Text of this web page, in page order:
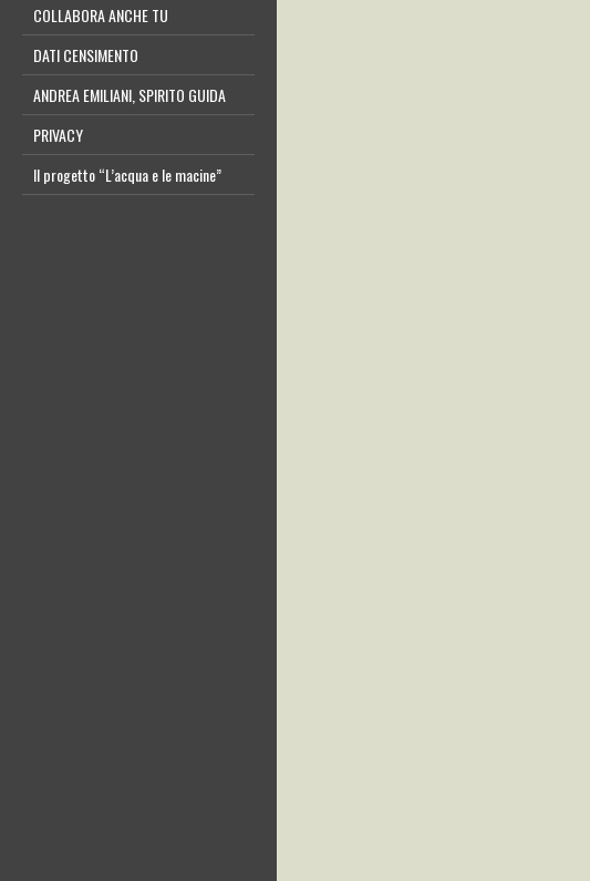
COLLABORA ANCHE TU
DATI CENSIMENTO
ANDREA EMILIANI, SPIRITO GUIDA
PRIVACY
Il progetto “L’acqua e le macine”